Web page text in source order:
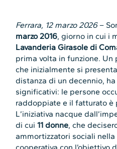
Ferrara, 12 marzo 2026–
marzo 2016, giorno in cui i
Lavanderia Girasole di
prima volta in funzione.
che inizialmente si
distanza di un decennio,
significativi: le persone
raddoppiate e il fatturato è
L’iniziativa nacque
di cui11 donne, che
ammortizzatori sociali